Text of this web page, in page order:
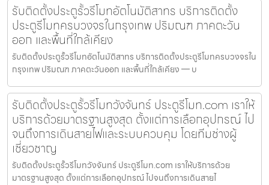
รับติดตั้งประตูรั้วรีโมทอัตโนมัติสาทร บริการติดตั้ง
ประตูรีโมทครบวงจรในกรุงเทพ ปริมณฑ ภาคตะวัน
ออก และพื้นที่ใกล้เคียง
รับติดตั้งประตูรั้วรีโมทอัตโนมัติสาทร บริการติดตั้งประตูรีโมทครบวงจรใน
กรุงเทพ ปริมณฑ ภาคตะวันออก และพื้นที่ใกล้เคียง — บ
รับติดตั้งประตูรั้วรีโมทวังจันทร์ ประตูรีโมท.com เราให้
บริการด้วยมาตรฐานสูงสุด ตั้งแต่การเลือกอุปกรณ์ ไป
จนถึงการเดินสายไฟและระบบควบคุม โดยทีมช่างผู้
เชี่ยวชาญ
รับติดตั้งประตูรั้วรีโมทวังจันทร์ ประตูรีโมท.com เราให้บริการด้วย
มาตรฐานสูงสุด ตั้งแต่การเลือกอุปกรณ์ ไปจนถึงการเดินสายไ